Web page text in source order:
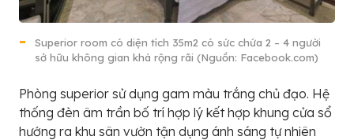
Superior room có diện tích 35m2 có sức chứa 2 – 4 người
sở hữu không gian khá rộng rãi (Nguồn: Facebook.com)
Phòng superior sử dụng gam màu trắng chủ đạo. Hệ
thống đèn âm trần bố trí hợp lý kết hợp khung cửa sổ
hướng ra khu sân vườn tận dụng ánh sáng tự nhiên